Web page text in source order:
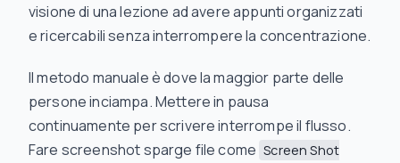
visione di una lezione ad avere appunti organizzati
e ricercabili senza interrompere la concentrazione.
Il metodo manuale è dove la maggior parte delle
persone inciampa. Mettere in pausa
continuamente per scrivere interrompe il flusso.
Fare screenshot sparge file come Screen Shot